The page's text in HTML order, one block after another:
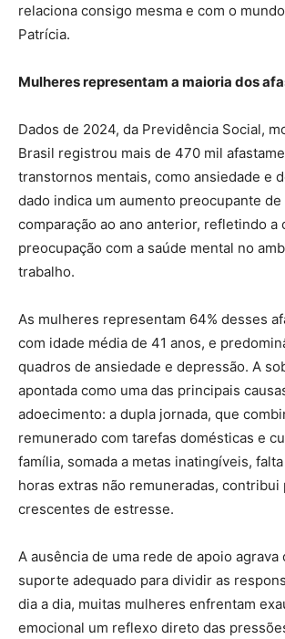
relaciona consigo mesma e com o
Patrícia.
Mulheres representam a maioria dos
Dados de 2024, da Previdência Social,
Brasil registrou mais de 470 mil
transtornos mentais, como ansiedade e
dado indica um aumento preocupante de
comparação ao ano anterior, refletindo a
preocupação com a saúde mental no
trabalho.
As mulheres representam 64% desses
com idade média de 41 anos, e
quadros de ansiedade e depressão. A
apontada como uma das principais
adoecimento: a dupla jornada, que
remunerado com tarefas domésticas e
família, somada a metas inatingíveis,
horas extras não remuneradas, contribui
crescentes de estresse.
A ausência de uma rede de apoio agrava
suporte adequado para dividir as
dia a dia, muitas mulheres enfrentam
emocional um reflexo direto das